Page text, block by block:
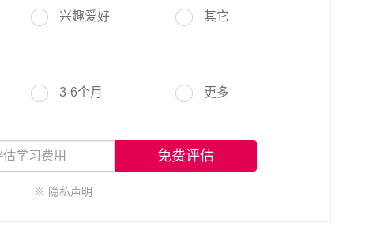
兴趣爱好 其它
3-6个月 更多
免费评估
※ 隐私声明